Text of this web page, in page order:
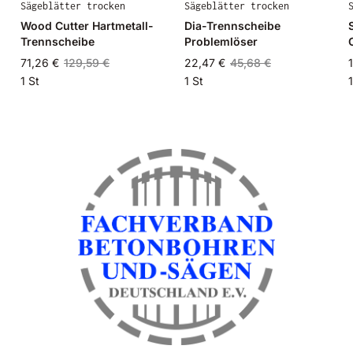
Sägeblätter trocken
Wood Cutter Hartmetall-
Trennscheibe
71,26 € 129,59 €
1 St
Sägeblätter trocken
Dia-Trennscheibe
Problemlöser
22,47 € 45,68 €
1 St